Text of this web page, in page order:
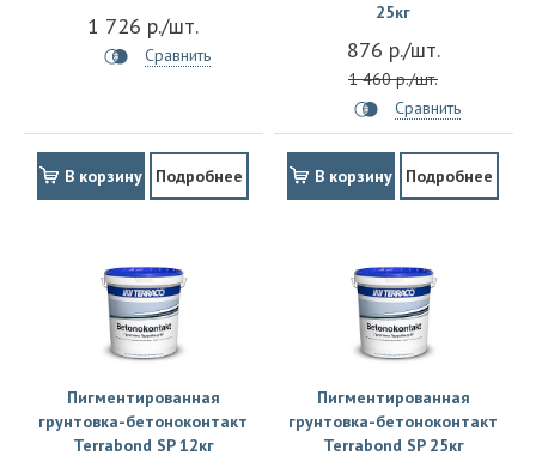
1 726 р./шт.
Сравнить
В корзину Подробнее
25кг
876 р./шт.
1 460 р./шт.
Сравнить
В корзину Подробнее
Пигментированная
грунтовка-бетоноконтакт
Terrabond SP 12кг
Пигментированная
грунтовка-бетоноконтакт
Terrabond SP 25кг